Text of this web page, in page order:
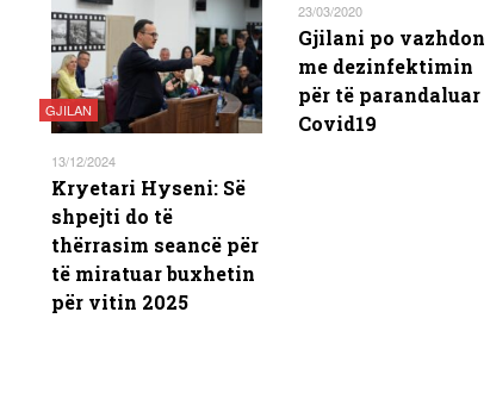
GJILAN
13/12/2024
Kryetari Hyseni: Së
shpejti do të
thërrasim seancë për
të miratuar buxhetin
për vitin 2025
23/03/2020
Gjilani po vazhdon
me dezinfektimin
për të parandaluar
Covid19